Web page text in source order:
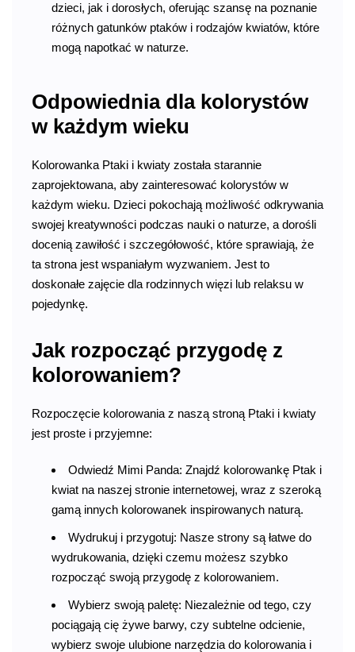
dzieci, jak i dorosłych, oferując szansę na poznanie
różnych gatunków ptaków i rodzajów kwiatów, które
mogą napotkać w naturze.
Odpowiednia dla kolorystów
w każdym wieku
Kolorowanka Ptaki i kwiaty została starannie
zaprojektowana, aby zainteresować kolorystów w
każdym wieku. Dzieci pokochają możliwość odkrywania
swojej kreatywności podczas nauki o naturze, a dorośli
docenią zawiłość i szczegółowość, które sprawiają, że
ta strona jest wspaniałym wyzwaniem. Jest to
doskonałe zajęcie dla rodzinnych więzi lub relaksu w
pojedynkę.
Jak rozpocząć przygodę z
kolorowaniem?
Rozpoczęcie kolorowania z naszą stroną Ptaki i kwiaty
jest proste i przyjemne:
Odwiedź Mimi Panda: Znajdź kolorowankę Ptak i
kwiat na naszej stronie internetowej, wraz z szeroką
gamą innych kolorowanek inspirowanych naturą.
Wydrukuj i przygotuj: Nasze strony są łatwe do
wydrukowania, dzięki czemu możesz szybko
rozpocząć swoją przygodę z kolorowaniem.
Wybierz swoją paletę: Niezależnie od tego, czy
pociągają cię żywe barwy, czy subtelne odcienie,
wybierz swoje ulubione narzędzia do kolorowania i